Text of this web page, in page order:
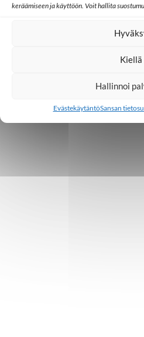
keräämiseen ja käyttöön. Voit hallita
Kiellä
Hallinnoi
EvästekäytäntöSansan